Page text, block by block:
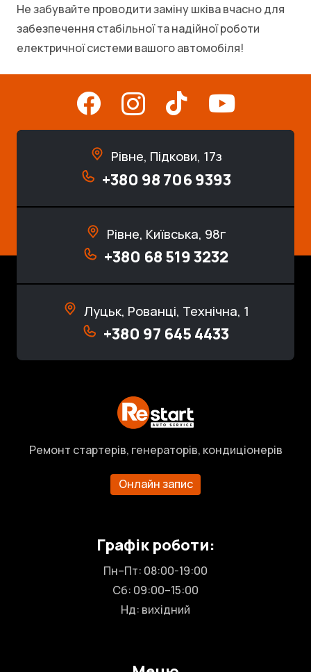
Не забувайте проводити заміну шківа вчасно для
забезпечення стабільної та надійної роботи
електричної системи вашого автомобіля!
Рівне, Підкови, 17з
+380 98 706 9393
Рівне, Київська, 98г
+380 68 519 3232
Луцьк, Рованці, Технічна, 1
+380 97 645 4433
Ремонт стартерів, генераторів, кондиціонерів
Онлайн запис
Графік роботи:
Пн–Пт: 08:00-19:00
Сб: 09:00–15:00
Нд: вихідний